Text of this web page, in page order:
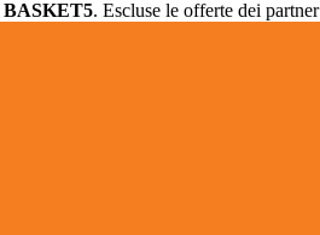
BASKET5. Escluse le offerte dei partner